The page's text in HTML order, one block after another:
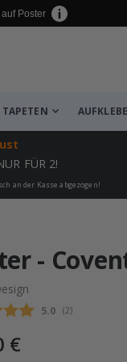
auf Poster
TAPETEN
FÜR 2!
an der Kasse abgezogen!
Versand
-
5.0 (abgegebene
2)
€